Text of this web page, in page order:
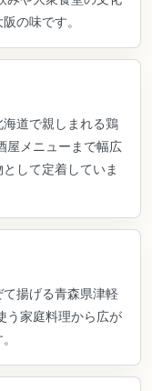
の味です。
道で親しまれる鶏
屋メニューまで幅広
して定着していま
揚げる青森県津軽
う家庭料理から広が